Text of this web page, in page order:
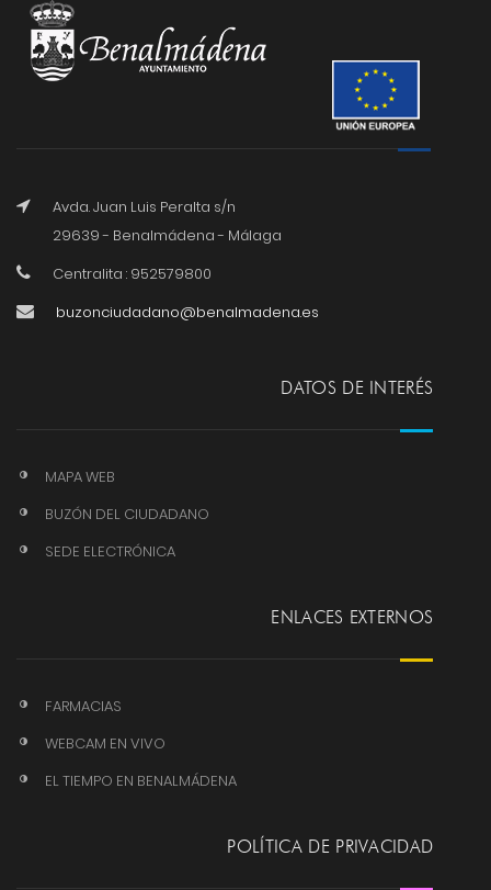
Avda. Juan Luis Peralta s/n
29639 - Benalmádena - Málaga
Centralita : 952579800
buzonciudadano@benalmadena.es
DATOS DE INTERÉS
MAPA WEB
BUZÓN DEL CIUDADANO
SEDE ELECTRÓNICA
ENLACES EXTERNOS
FARMACIAS
WEBCAM EN VIVO
EL TIEMPO EN BENALMÁDENA
POLÍTICA DE PRIVACIDAD